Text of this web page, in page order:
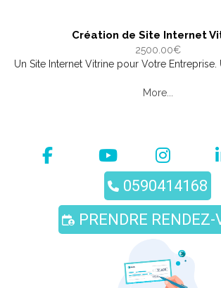
Création de Site Internet
2500.00€
More...
0590414168
PRENDRE RENDEZ-